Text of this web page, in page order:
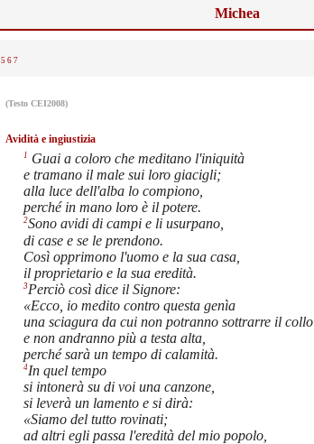
Michea
5 6 7
(Testo CEI2008)
Avidità e ingiustizia
1 Guai a coloro che meditano l'iniquità
e tramano il male sui loro giacigli;
alla luce dell'alba lo compiono,
perché in mano loro è il potere.
2Sono avidi di campi e li usurpano,
di case e se le prendono.
Così opprimono l'uomo e la sua casa,
il proprietario e la sua eredità.
3Perciò così dice il Signore:
«Ecco, io medito contro questa genìa
una sciagura da cui non potranno sottrarre il collo
e non andranno più a testa alta,
perché sarà un tempo di calamità.
4In quel tempo
si intonerà su di voi una canzone,
si leverà un lamento e si dirà:
«Siamo del tutto rovinati;
ad altri egli passa l'eredità del mio popolo,